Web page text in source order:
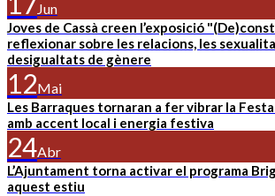
Jun
Joves de Cassà creen l’exposició
reflexionar sobre les relacions, les
desigualtats de gènere
12Mai
Les Barraques tornaran a fer vibrar la
amb accent local i energia festiva
24Abr
L’Ajuntament torna activar el programa
aquest estiu